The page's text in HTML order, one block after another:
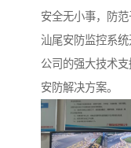
安全无小事，防范
汕尾安防监控系
公司的强大技术
安防解决方案。